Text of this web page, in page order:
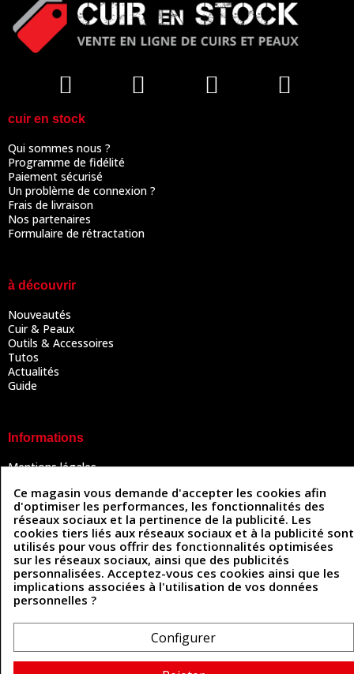
cuir en stock
Qui sommes nous ?
Programme de fidélité
Paiement sécurisé
Un problème de connexion ?
Frais de livraison
Nos partenaires
Formulaire de rétractation
à découvrir
Nouveautés
Cuir & Peaux
Outils & Accessoires
Tutos
Actualités
Guide
Informations
Mentions légales
Politique de confidentialité
Politique des cookies
Contactez-nous
Coordonnées
493 Chemin de Catougnac
contact@cuirenstock.com
Ce magasin vous demande d'accepter les cookies afin
d'optimiser les performances, les fonctionnalités des
réseaux sociaux et la pertinence de la publicité. Les
cookies tiers liés aux réseaux sociaux et à la publicité sont
utilisés pour vous offrir des fonctionnalités optimisées
sur les réseaux sociaux, ainsi que des publicités
personnalisées. Acceptez-vous ces cookies ainsi que les
implications associées à l'utilisation de vos données
personnelles ?
Configurer